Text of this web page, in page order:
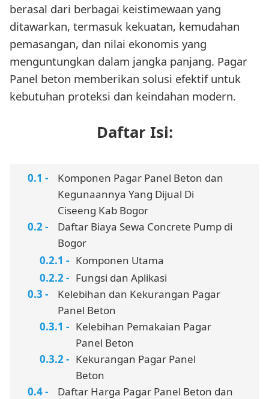
berasal dari berbagai keistimewaan yang
ditawarkan, termasuk kekuatan, kemudahan
pemasangan, dan nilai ekonomis yang
menguntungkan dalam jangka panjang. Pagar
Panel beton memberikan solusi efektif untuk
kebutuhan proteksi dan keindahan modern.
Daftar Isi:
Komponen Pagar Panel Beton dan
Kegunaannya Yang Dijual Di
Ciseeng Kab Bogor
Daftar Biaya Sewa Concrete Pump di
Bogor
Komponen Utama
Fungsi dan Aplikasi
Kelebihan dan Kekurangan Pagar
Panel Beton
Kelebihan Pemakaian Pagar
Panel Beton
Kekurangan Pagar Panel
Beton
Daftar Harga Pagar Panel Beton dan